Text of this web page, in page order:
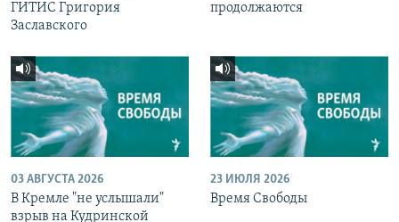
ГИТИС Григория
Заславского
продолжаются
03 АВГУСТА 2026
В Кремле "не услышали"
взрыв на Кудринской
23 ИЮЛЯ 2026
Время Свободы